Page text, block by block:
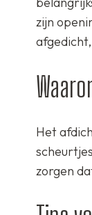
zijn
Het
zorgen